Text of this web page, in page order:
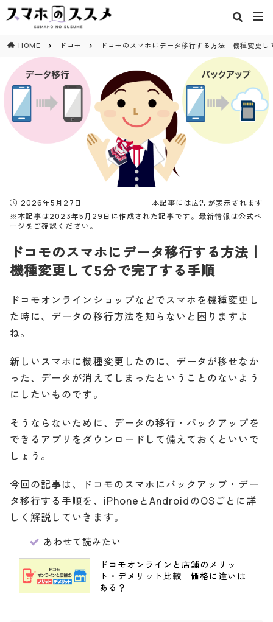
HOME ドコモ ドコモのスマホにデータ移行する方法｜機種変更
2026年5月27日
本記事には広告が表示されます
※本記事は2023年5月29日に作成された記事です。最新情報は公式ペ
ージをご確認ください。
ドコモのスマホにデータ移行する方法｜
機種変更して5分で完了する手順
ドコモオンラインショップなどでスマホを機種変更し
た時に、データの移行方法を知らないと困りますよ
ね。
新しいスマホに機種変更したのに、データが移せなか
った、データが消えてしまったということのないよう
にしたいものです。
そうならないために、データの移行・バックアップを
できるアプリをダウンロードして備えておくといいで
しょう。
今回の記事は、ドコモのスマホにバックアップ・デー
タ移行する手順を、iPhoneとAndroidのOSごとに詳
しく解説していきます。
あわせて読みたい
ドコモオンラインと店舗のメリッ
ト・デメリット比較｜価格に違いは
ある？